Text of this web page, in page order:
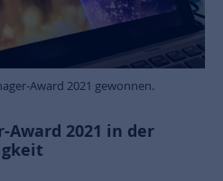
Award 2021 gewonnen.
2021 in der